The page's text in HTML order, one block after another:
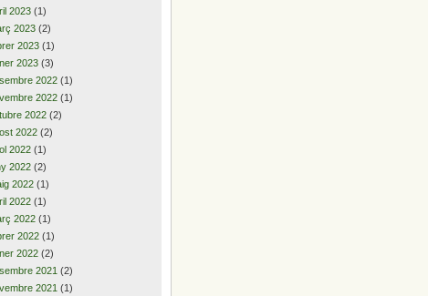
2023 (1)
2023 (2)
2023 (1)
2023 (3)
2022 (1)
2022 (1)
2022 (2)
2022 (2)
2022 (1)
2022 (2)
2022 (1)
2022 (1)
2022 (1)
2022 (1)
2022 (2)
2021 (2)
2021 (1)